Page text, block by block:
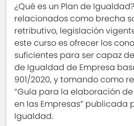
¿Qué es un Plan de
relacionados como brecha
retributivo, legislación
este curso es ofrecer los
suficientes para ser capaz
de Igualdad de Empresa
901/2020, y tomando como
“Guía para la elaboración
en las Empresas” publicada
Igualdad.